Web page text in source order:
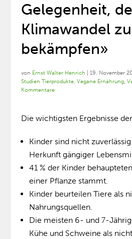
Gelegenheit,
Klimawandel zu
bekämpfen»
von Ernst Walter Henrich |19. November
Studien Tierprodukte,Vegane Ernährung,
Kommentare
Die wichtigsten Ergebnisse
Kinder sind nicht
Herkunft gängiger
41 % der Kinder
einer Pflanze stammt.
Kinder beurteilen Tiere als
Nahrungsquellen.
Die meisten 6- und 7-
Kühe und Schweine als